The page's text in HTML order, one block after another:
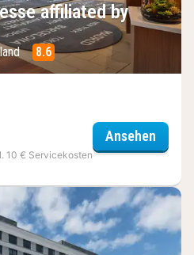
affiliated by
8.6
10 € Servicekosten
Ansehen